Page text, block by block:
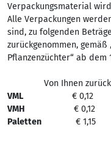
Verpackungsmaterial
Alle Verpackungen
sind, zu folgenden
zurückgenommen,
Pflanzenzüchter“ ab dem
Von Ihnen
VML€
VMH €
Paletten €